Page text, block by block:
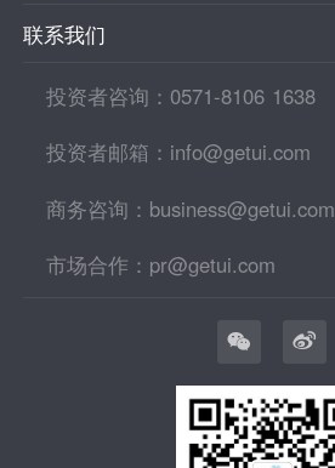
联系我们
投资者咨询：0571-8106 1638
投资者邮箱：info@getui.com
商务咨询：business@getui.com
市场合作：pr@getui.com